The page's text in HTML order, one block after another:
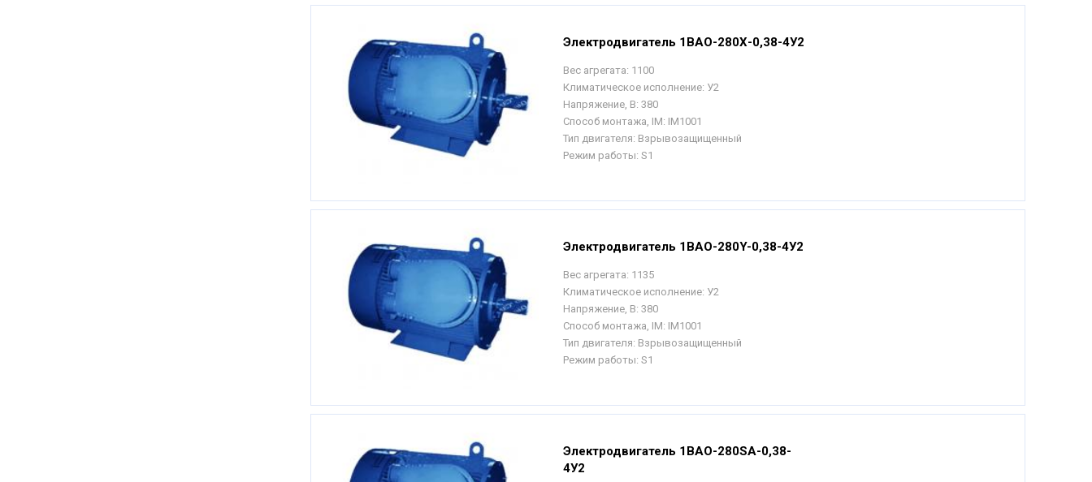
Электродвигатель 1ВАО-280Х-0,38-4У2
Вес агрегата: 1100
Климатическое исполнение: У2
Напряжение, В: 380
Способ монтажа, IM: IM1001
Тип двигателя: Взрывозащищенный
Режим работы: S1
Электродвигатель 1ВАО-280Y-0,38-4У2
Вес агрегата: 1135
Климатическое исполнение: У2
Напряжение, В: 380
Способ монтажа, IM: IM1001
Тип двигателя: Взрывозащищенный
Режим работы: S1
Электродвигатель 1ВАО-280SА-0,38-
4У2